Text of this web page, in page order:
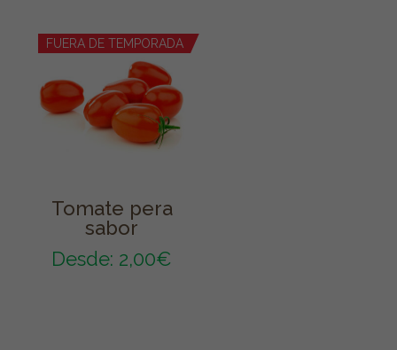
FUERA DE TEMPORADA
Tomate pera
sabor
Desde: 2,00€